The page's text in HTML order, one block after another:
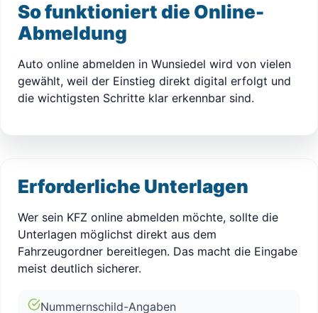
So funktioniert die Online-
Abmeldung
Auto online abmelden in Wunsiedel wird von vielen
gewählt, weil der Einstieg direkt digital erfolgt und
die wichtigsten Schritte klar erkennbar sind.
Erforderliche Unterlagen
Wer sein KFZ online abmelden möchte, sollte die
Unterlagen möglichst direkt aus dem
Fahrzeugordner bereitlegen. Das macht die Eingabe
meist deutlich sicherer.
Nummernschild-Angaben